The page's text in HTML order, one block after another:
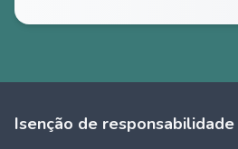
Isenção de responsabilidade